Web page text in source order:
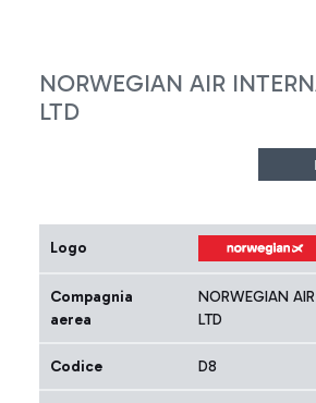
NORWEGIAN AIR
LTD
Logo
Compagnia
aerea
NORWEGIAN
LTD
Codice D8